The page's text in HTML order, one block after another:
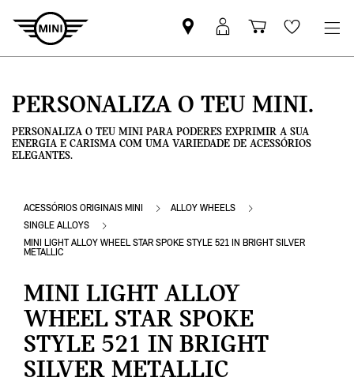
Pesquisar
parceiro
Iniciar
sessão
Carrinho
de
Wishlist
PERSONALIZA O TEU MINI.
PERSONALIZA O TEU MINI PARA PODERES EXPRIMIR A SUA
ENERGIA E CARISMA COM UMA VARIEDADE DE ACESSÓRIOS
ELEGANTES.
ACESSÓRIOS ORIGINAIS MINI
ALLOY WHEELS
SINGLE ALLOYS
MINI LIGHT ALLOY WHEEL STAR SPOKE STYLE 521 IN BRIGHT SILVER
METALLIC
MINI LIGHT ALLOY
WHEEL STAR SPOKE
STYLE 521 IN BRIGHT
SILVER METALLIC